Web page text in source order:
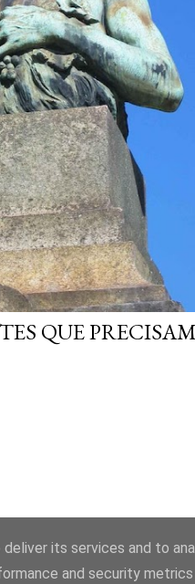
QUE PRECISAM
its services and to
and security